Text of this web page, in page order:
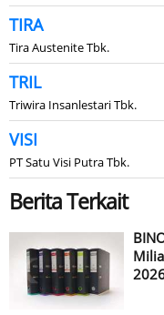
TIRA
Tira Austenite Tbk.
TRIL
Triwira Insanlestari Tbk.
VISI
PT Satu Visi Putra Tbk.
Berita Terkait